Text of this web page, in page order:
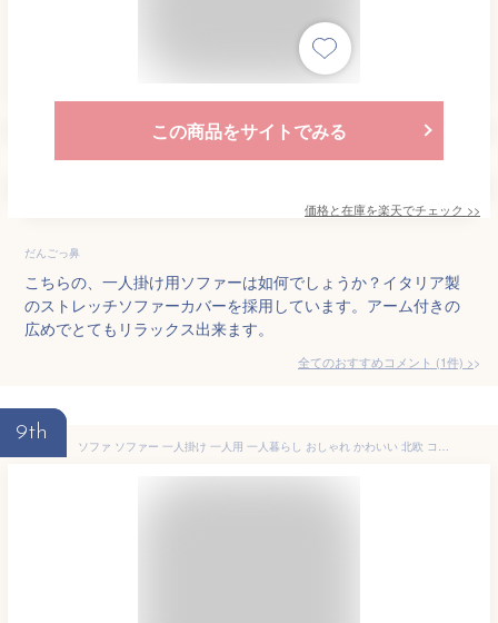
この商品をサイトでみる
価格と在庫を楽天でチェック >>
だんごっ鼻
こちらの、一人掛け用ソファーは如何でしょうか？イタリア製
のストレッチソファーカバーを採用しています。アーム付きの
広めでとてもリラックス出来ます。
全てのおすすめコメント (1件) >
9th
ソファ ソファー 一人掛け 一人用 一人暮らし おしゃれ かわいい 北欧 コンパクト シンプル ネイビー グレー アームレスト ファブリック Sバネ ウィービングベルト クッション付き